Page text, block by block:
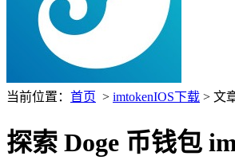
当前位置： 首页 > imtokenIOS下载 > 文
探索 Doge 币钱包